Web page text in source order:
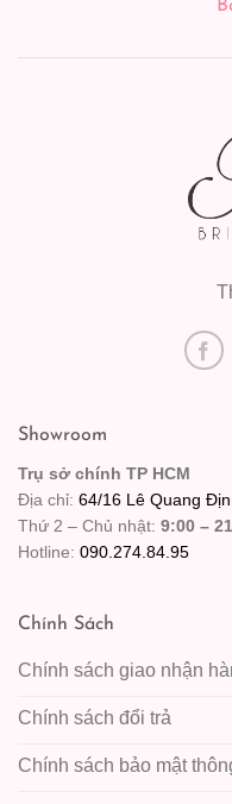
Showroom
Trụ sở chính TP HCM
Địa chỉ: 64/16 Lê Quang
Thứ 2 – Chủ nhật: 9:00 –
Hotline: 090.274.84.95
Chính Sách
Chính sách giao nhận
Chính sách đổi trả
Chính sách bảo mật